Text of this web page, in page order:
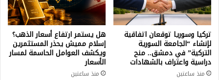
تركيا وسوريا توقعان اتفاقية
لإنشاء “الجامعة السورية
التركية” في دمشق.. منح
دراسية واعتراف بالشهادات
منذ ساعتين
هل يستمر ارتفاع أسعار الذهب؟
إسلام مميش يحذر المستثمرين
ويكشف العوامل الحاسمة لمسار
الأسعار
منذ ساعتين